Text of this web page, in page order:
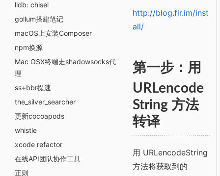
lldb: chisel
gollum搭建笔记
macOS上安装Composer
npm换源
Mac OSX终端走shadowsocks代
理
ss+bbr提速
the_silver_searcher
更新cocoapods
whistle
xcode refactor
在线API团队协作工具
正则
http://blog.fir.im/inst
all/
第一步：用
URLencode
String 方法
转译
用 URLencodeString
方法将获取到的